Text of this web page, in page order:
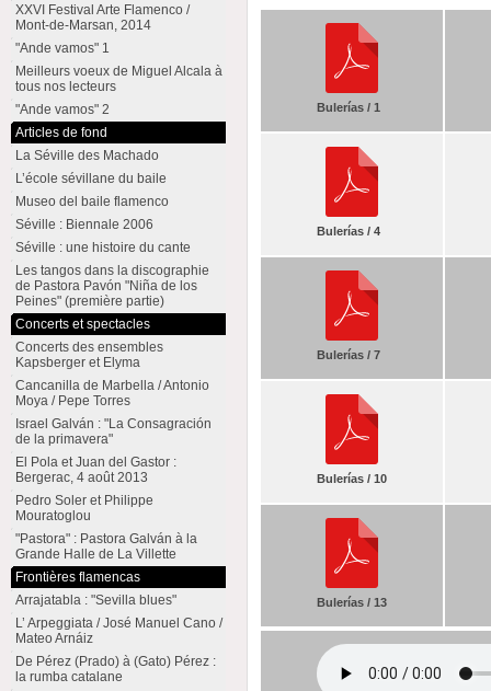
Bulerías / 1
Bulerías / 4
Bulerías / 7
Bulerías / 10
Bulerías / 13
XXVI Festival Arte Flamenco /
Mont-de-Marsan, 2014
"Ande vamos" 1
Meilleurs voeux de Miguel Alcala à
tous nos lecteurs
"Ande vamos" 2
Articles de fond
La Séville des Machado
L’école sévillane du baile
Museo del baile flamenco
Séville : Biennale 2006
Séville : une histoire du cante
Les tangos dans la discographie
de Pastora Pavón "Niña de los
Peines" (première partie)
Concerts et spectacles
Concerts des ensembles
Kapsberger et Elyma
Cancanilla de Marbella / Antonio
Moya / Pepe Torres
Israel Galván : "La Consagración
de la primavera"
El Pola et Juan del Gastor :
Bergerac, 4 août 2013
Pedro Soler et Philippe
Mouratoglou
"Pastora" : Pastora Galván à la
Grande Halle de La Villette
Frontières flamencas
Arrajatabla : "Sevilla blues"
L’ Arpeggiata / José Manuel Cano /
Mateo Arnáiz
De Pérez (Prado) à (Gato) Pérez :
la rumba catalane